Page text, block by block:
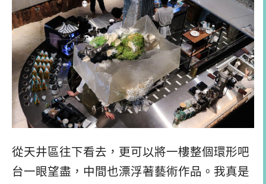
從天井區往下看去，更可以將一樓整個環形吧
台一眼望盡，中間也漂浮著藝術作品。我真是